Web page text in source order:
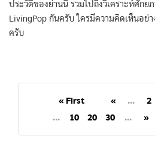
ประวัติของย่านนี้ รวมไปถึงวิเคราะห์ศัก
LivingPop กันครับ ใครมีความคิดเห็นอย่
ครับ
« First « ... 2
...
10 20 30 ... »